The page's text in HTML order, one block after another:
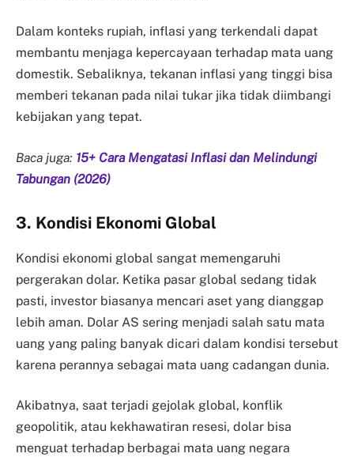
Dalam konteks rupiah, inflasi yang terkendali dapat
membantu menjaga kepercayaan terhadap mata uang
domestik. Sebaliknya, tekanan inflasi yang tinggi bisa
memberi tekanan pada nilai tukar jika tidak diimbangi
kebijakan yang tepat.
Baca juga: 15+ Cara Mengatasi Inflasi dan Melindungi
Tabungan (2026)
3. Kondisi Ekonomi Global
Kondisi ekonomi global sangat memengaruhi
pergerakan dolar. Ketika pasar global sedang tidak
pasti, investor biasanya mencari aset yang dianggap
lebih aman. Dolar AS sering menjadi salah satu mata
uang yang paling banyak dicari dalam kondisi tersebut
karena perannya sebagai mata uang cadangan dunia.
Akibatnya, saat terjadi gejolak global, konflik
geopolitik, atau kekhawatiran resesi, dolar bisa
menguat terhadap berbagai mata uang negara